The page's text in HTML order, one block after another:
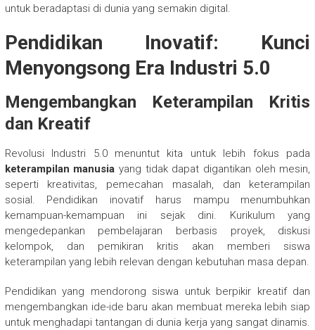
untuk beradaptasi di dunia yang semakin digital.
Pendidikan Inovatif: Kunci
Menyongsong Era Industri 5.0
Mengembangkan Keterampilan Kritis
dan Kreatif
Revolusi Industri 5.0 menuntut kita untuk lebih fokus pada
keterampilan manusia yang tidak dapat digantikan oleh mesin,
seperti kreativitas, pemecahan masalah, dan keterampilan
sosial. Pendidikan inovatif harus mampu menumbuhkan
kemampuan-kemampuan ini sejak dini. Kurikulum yang
mengedepankan pembelajaran berbasis proyek, diskusi
kelompok, dan pemikiran kritis akan memberi siswa
keterampilan yang lebih relevan dengan kebutuhan masa depan.
Pendidikan yang mendorong siswa untuk berpikir kreatif dan
mengembangkan ide-ide baru akan membuat mereka lebih siap
untuk menghadapi tantangan di dunia kerja yang sangat dinamis.